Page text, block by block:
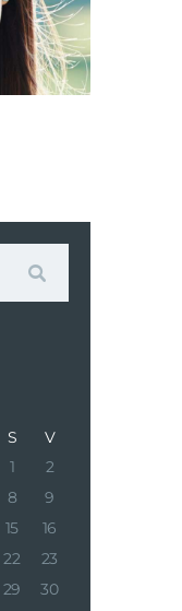
S
V
1
2
8
9
15
16
22
23
29
30